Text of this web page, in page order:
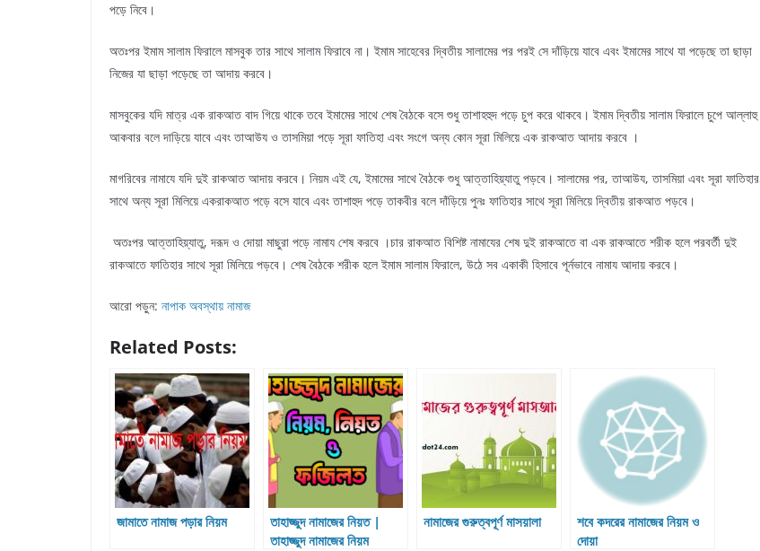
পড়ে নিবে।
অতঃপর ইমাম সালাম ফিরালে মাসবুক তার সাথে সালাম ফিরাবে না। ইমাম সাহেবের দ্বিতীয় সালামের পর পরই সে দাঁড়িয়ে যাবে এবং ইমামের সাথে যা পড়েছে তা ছাড়া
নিজের যা ছাড়া পড়েছে তা আদায় করবে।
মাসবুকের যদি মাত্র এক রাকআত বাদ গিয়ে থাকে তবে ইমামের সাথে শেষ বৈঠকে বসে শুধু তাশাহহুদ পড়ে চুপ করে থাকবে। ইমাম দ্বিতীয় সালাম ফিরালে চুপে আল্লাহু
আকবার বলে দাড়িয়ে যাবে এবং তাআউয ও তাসমিয়া পড়ে সূরা ফাতিহা এবং সংগে অন্য কোন সূরা মিলিয়ে এক রাকআত আদায় করবে ।
মাগরিবের নামাযে যদি দুই রাকআত আদায় করবে। নিয়ম এই যে, ইমামের সাথে বৈঠকে শুধু আত্তাহিয়্যাতু পড়বে। সালামের পর, তাআউয, তাসমিয়া এবং সূরা ফাতিহার
সাথে অন্য সূরা মিলিয়ে একরাকআত পড়ে বসে যাবে এবং তাশাহুদ পড়ে তাকবীর বলে দাঁড়িয়ে পুনঃ ফাতিহার সাথে সূরা মিলিয়ে দ্বিতীয় রাকআত পড়বে।
অতঃপর আত্তাহিয়্যাতু, দরূদ ও দোয়া মাছুরা পড়ে নামায শেষ করবে ।চার রাকআত বিশিষ্ট নামাযের শেষ দুই রাকআতে বা এক রাকআতে শরীক হলে পরবর্তী দুই
রাকআতে ফাতিহার সাথে সূরা মিলিয়ে পড়বে। শেষ বৈঠকে শরীক হলে ইমাম সালাম ফিরালে, উঠে সব একাকী হিসাবে পূর্নভাবে নামায আদায় করবে।
আরো পড়ুন: নাপাক অবস্থায় নামাজ
Related Posts:
জামাতে নামাজ পড়ার নিয়ম
তাহাজ্জুদ নামাজের নিয়ত |
তাহাজ্জুদ নামাজের নিয়ম
নামাজের গুরুত্বপূর্ণ মাসয়ালা
শবে কদরের নামাজের নিয়ম ও
দোয়া